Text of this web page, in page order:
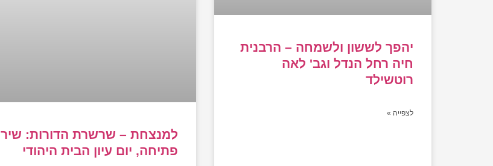
יהפך לששון ולשמחה – הרבנית
חיה רחל הנדל וגב' לאה
רוטשילד
לצפייה »
למנצחת – שרשרת הדורות: שיר
פתיחה, יום עיון הבית היהודי